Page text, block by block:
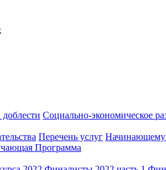
Социально-экономическое
Перечень услуг Начинающему
Программа